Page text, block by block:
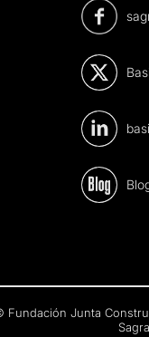
Fundación Junta